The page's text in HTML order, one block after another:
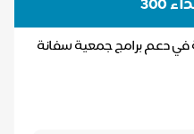
للمساهمة في دعم برامج جمعية سفانة